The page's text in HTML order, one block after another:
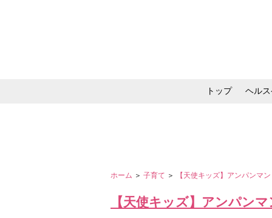
トップ ヘル
ホーム ＞ 子育て ＞ 【天使キッズ】アンパンマ
【天使キッズ】アンパン